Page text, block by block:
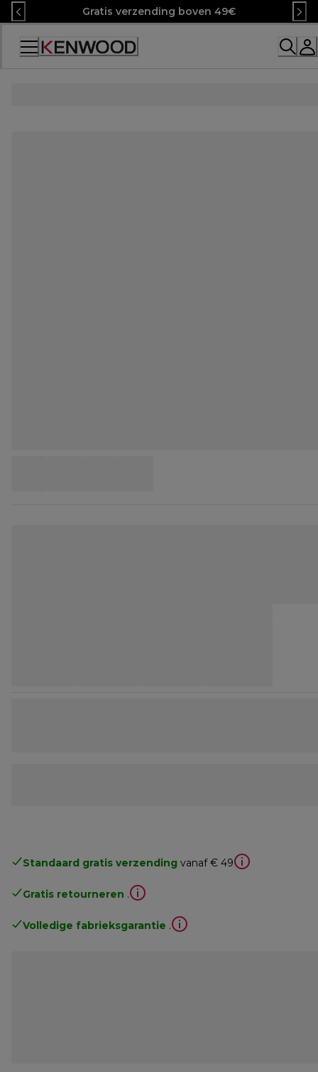
Skip
to
Content
Gratis verzending boven 49€
Standaard gratis verzending vanaf € 49
Gratis retourneren .
Volledige fabrieksgarantie .